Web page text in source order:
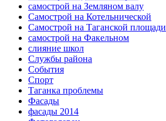
самострой на Земляном валу
Самострой на Котельнической
Самострой на Таганской площади
самострой на Факельном
слияние школ
Службы района
События
Спорт
Таганка проблемы
Фасады
фасады 2014